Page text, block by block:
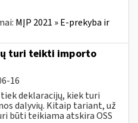
MĮP 2021 » E-prekyba ir
turi teikti importo
16
deklaracijų, kiek turi
dalyvių. Kitaip tariant, už
būti teikiama atskira OSS